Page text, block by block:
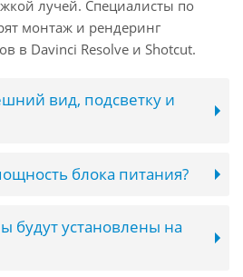
лучей. Специалисты по
монтаж и рендеринг
в Davinci Resolve и Shotcut.
вид, подсветку и
блока питания?
будут установлены на